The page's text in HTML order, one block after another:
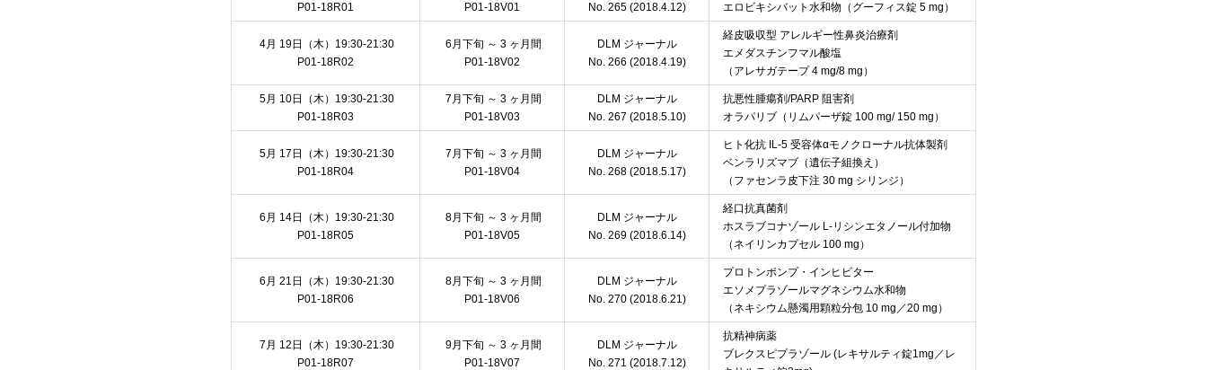
P01-18R01
P01-18V01
No. 265 (2018.4.12)
エロビキシバット水和物（グーフィス錠 5 mg）
4月 19日（木）19:30-21:30
P01-18R02
6月下旬 ～ 3 ヶ月間
P01-18V02
DLM ジャーナル
No. 266 (2018.4.19)
経皮吸収型 アレルギー性鼻炎治療剤
エメダスチンフマル酸塩
（アレサガテープ 4 mg/8 mg）
5月 10日（木）19:30-21:30
P01-18R03
7月下旬 ～ 3 ヶ月間
P01-18V03
DLM ジャーナル
No. 267 (2018.5.10)
抗悪性腫瘍剤/PARP 阻害剤
オラパリブ（リムパーザ錠 100 mg/ 150 mg）
5月 17日（木）19:30-21:30
P01-18R04
7月下旬 ～ 3 ヶ月間
P01-18V04
DLM ジャーナル
No. 268 (2018.5.17)
ヒト化抗 IL-5 受容体αモノクローナル抗体製剤
ベンラリズマブ（遺伝子組換え）
（ファセンラ皮下注 30 mg シリンジ）
6月 14日（木）19:30-21:30
P01-18R05
8月下旬 ～ 3 ヶ月間
P01-18V05
DLM ジャーナル
No. 269 (2018.6.14)
経口抗真菌剤
ホスラブコナゾール L-リシンエタノール付加物
（ネイリンカプセル 100 mg）
6月 21日（木）19:30-21:30
P01-18R06
8月下旬 ～ 3 ヶ月間
P01-18V06
DLM ジャーナル
No. 270 (2018.6.21)
プロトンポンプ・インヒビター
エソメプラゾールマグネシウム水和物
（ネキシウム懸濁用顆粒分包 10 mg／20 mg）
7月 12日（木）19:30-21:30
P01-18R07
9月下旬 ～ 3 ヶ月間
P01-18V07
DLM ジャーナル
No. 271 (2018.7.12)
抗精神病薬
ブレクスピプラゾール (レキサルティ錠1mg／レ